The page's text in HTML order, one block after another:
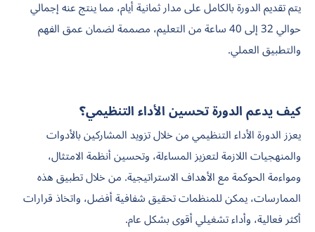
يتم تقديم الدورة بالكامل على مدار ثمانية أيام، مما ينتج عنه إجمالي
حوالي 32 إلى 40 ساعة من التعليم، مصممة لضمان عمق الفهم
والتطبيق العملي.
كيف يدعم الدورة تحسين الأداء التنظيمي؟
يعزز الدورة الأداء التنظيمي من خلال تزويد المشاركين بالأدوات
والمنهجيات اللازمة لتعزيز المساءلة، وتحسين أنظمة الامتثال،
ومواءمة الحوكمة مع الأهداف الاستراتيجية. من خلال تطبيق هذه
الممارسات، يمكن للمنظمات تحقيق شفافية أفضل، واتخاذ قرارات
أكثر فعالية، وأداء تشغيلي أقوى بشكل عام.